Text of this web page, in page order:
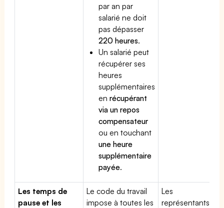
par an par
salarié ne doit
pas dépasser
220 heures.
Un salarié peut
récupérer ses
heures
supplémentaires
enrécupérant
via un repos
compensateur
ou en touchant
une heure
supplémentaire
payée.
Les temps de
pause et les
Le code du travail
impose à toutes les
Les
représentants de